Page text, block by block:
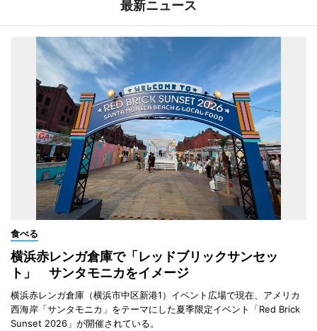
最新ニュース
食べる
横浜赤レンガ倉庫で「レッドブリックサンセッ
ト」 サンタモニカをイメージ
横浜赤レンガ倉庫（横浜市中区新港1）イベント広場で現在、アメリカ
西海岸「サンタモニカ」をテーマにした夏季限定イベント「Red Brick
Sunset 2026」が開催されている。